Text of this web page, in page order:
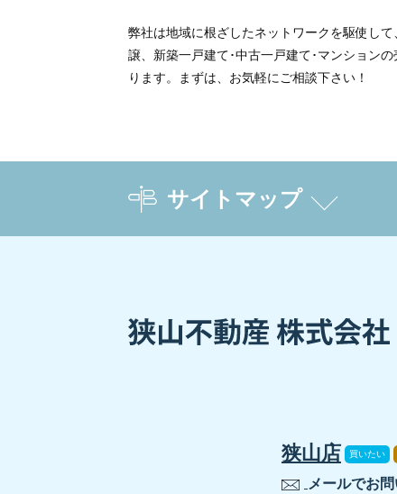
弊社は地域に根ざしたネットワークを駆使し
譲、新築一戸建て･中古一戸建て･マンション
ります。まずは、お気軽にご相談下さい！
サイトマップ
狭山店 買いたい
メールでお